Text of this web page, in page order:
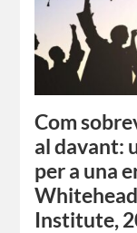
Com
al davant:
per a una
Institute,